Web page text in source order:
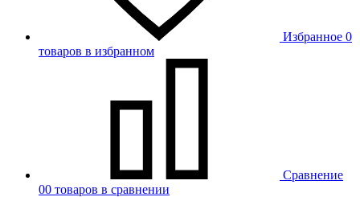
Избранное 0
товаров в избранном
Сравнение
00 товаров в сравнении